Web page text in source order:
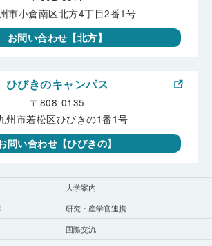
大学案内
研究・産学官連携
国際交流
市小倉南区北方4丁目2番1号
お問い合わせ【北方】
ひびきのキャンパス
〒808-0135
州市若松区ひびきの1番1号
問い合わせ【ひびきの】